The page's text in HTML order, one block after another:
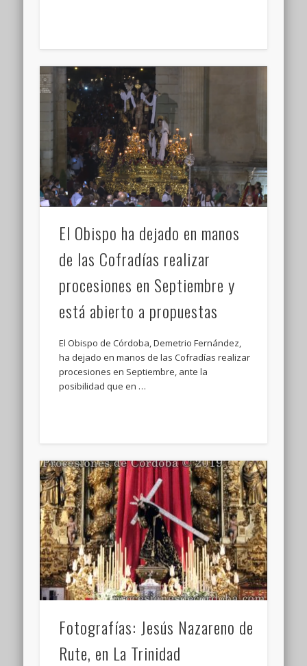
El Obispo ha dejado en manos
de las Cofradías realizar
procesiones en Septiembre y
está abierto a propuestas
El Obispo de Córdoba, Demetrio Fernández,
ha dejado en manos de las Cofradías realizar
procesiones en Septiembre, ante la
posibilidad que en …
Fotografías: Jesús Nazareno de
Rute, en La Trinidad